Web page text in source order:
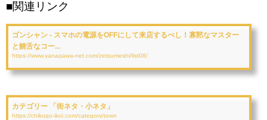
■関連リンク
ゴンシャン - スマホの電源をOFFにして来店するべし！寡黙なマスター
と饒舌なコー...
https://www.yanagawa-net.com/zetsumeshi/list08/
カテゴリー 「街ネタ・小ネタ」
https://chikugo-ikoi.com/category/town